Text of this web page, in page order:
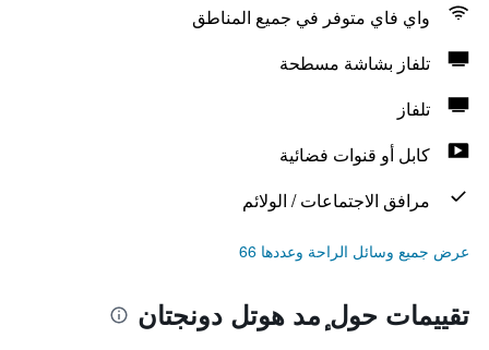
واي فاي متوفر في جميع المناطق
تلفاز بشاشة مسطحة
تلفاز
كابل أو قنوات فضائية
مرافق الاجتماعات / الولائم
عرض جميع وسائل الراحة وعددها 66
تقييمات حول ٕمد هوتل دونجتان